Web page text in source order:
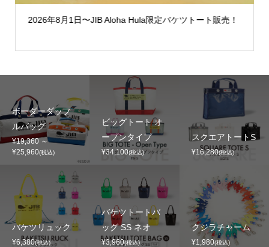
2026年8月1日〜JIB Aloha Hula限定バケツトート販売！
ボーダーダッフ
ルバッグ
¥19,360 ～
¥25,960(税込)
ビッグトート オ
ープンタイプ
¥34,100(税込)
スクエアトートS
¥16,280(税込)
バケツリュック
¥6,380(税込)
バケツトートバ
ッグ SS ネオ
¥3,960(税込)
クジラチャーム
¥1,980(税込)